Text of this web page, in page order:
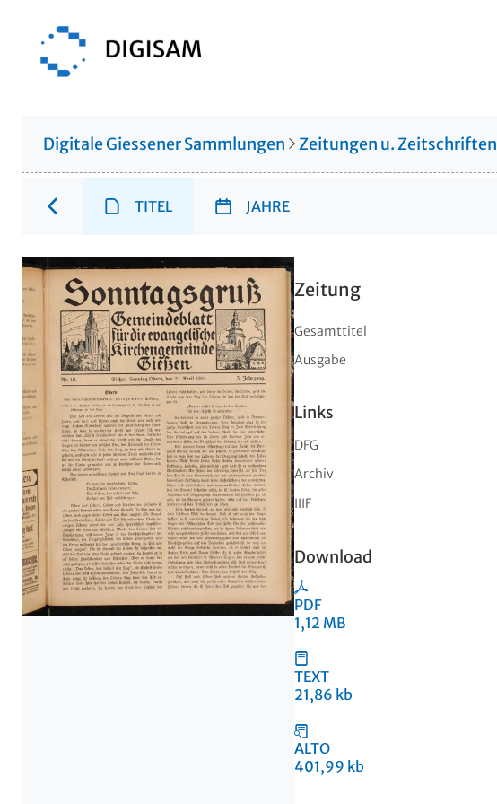
Digitale Giessener Sammlungen Zeitungen u. Zeitschriften
TITEL JAHRE
Zeitung
Gesamttitel
Ausgabe
Links
DFG
Archiv
IIIF
Download
PDF
1,12 MB
TEXT
21,86 kb
ALTO
401,99 kb